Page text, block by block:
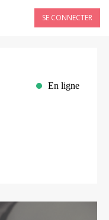
SE CONNECTER
En ligne